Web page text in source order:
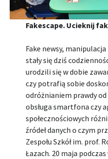
Fakescape. Ucieknij
Fake newsy,
stały się dziś
urodzili się w dobie
czy potrafią sobie
odróżnianiem prawdy
obsługa smartfona czy
społecznościowych
źródeł danych o czym
Zespołu Szkół im. prof.
Łazach. 20 maja